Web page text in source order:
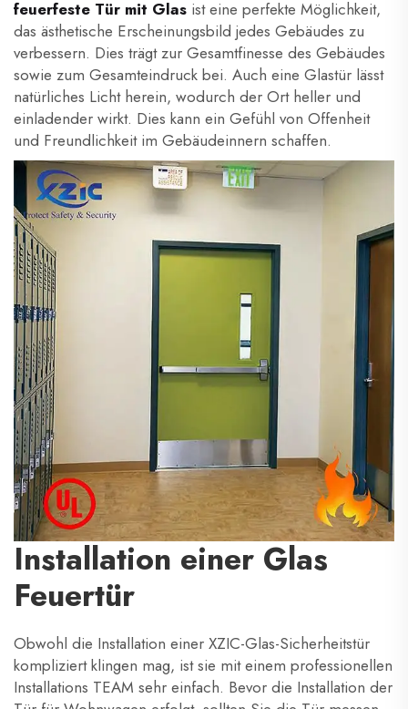
feuerfeste Tür mit Glas ist eine perfekte Möglichkeit,
das ästhetische Erscheinungsbild jedes Gebäudes zu
verbessern. Dies trägt zur Gesamtfinesse des Gebäudes
sowie zum Gesamteindruck bei. Auch eine Glastür lässt
natürliches Licht herein, wodurch der Ort heller und
einladender wirkt. Dies kann ein Gefühl von Offenheit
und Freundlichkeit im Gebäudeinnern schaffen.
Installation einer Glas
Feuertür
Obwohl die Installation einer XZIC-Glas-Sicherheitstür
kompliziert klingen mag, ist sie mit einem professionellen
Installations TEAM sehr einfach. Bevor die Installation der